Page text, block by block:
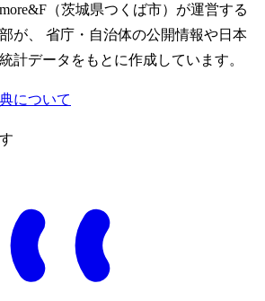
（茨城県つくば市）が運営する
が、 省庁・自治体の公開情報や日本
計データをもとに作成しています。
について